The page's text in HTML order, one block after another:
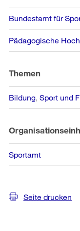
Bundestamt für
Pädagogische
Themen
Bildung Sport und
Sportamt
Seite drucken